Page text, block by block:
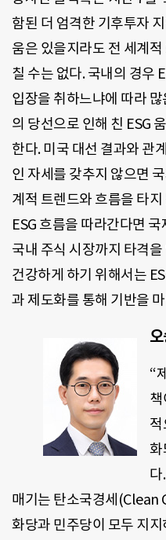
함된 더 엄격한 기후투자
움은 있을지라도 전 세계
칠 수는 없다. 국내의 경우
입장을 취하느냐에 따라
의 당선으로 인해 친 ESG
한다. 미국 대선 결과와 관
인 자세를 갖추지 않으면
계적 트렌드와 흐름을 타
ESG 흐름을 따라간다면
국내 주식 시장까지 타격
건강하게 하기 위해서는
과 제도화를 통해 기반을
“
책
적
화
매기는 탄소국경세
화당과 민주당이 모두 지